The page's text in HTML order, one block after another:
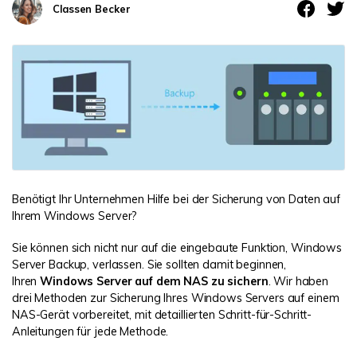
Recoverit für Mac
Kostenlos Testen
wiederherstellen
Weitere Produkte
Repairit - Datenreparatur
Dokumente wiederherstellen
Datenverlust-Szenarien
Kundengeschichten
Aktuelles Thema
search
Classen Becker
Benötigt Ihr Unternehmen Hilfe bei der Sicherung von Daten auf
Ihrem Windows Server?
Sie können sich nicht nur auf die eingebaute Funktion, Windows
Server Backup, verlassen. Sie sollten damit beginnen,
Ihren Windows Server auf dem NAS zu sichern. Wir haben
drei Methoden zur Sicherung Ihres Windows Servers auf einem
NAS-Gerät vorbereitet, mit detaillierten Schritt-für-Schritt-
Anleitungen für jede Methode.